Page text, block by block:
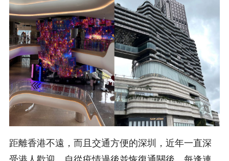
距離香港不遠，而且交通方便的深圳，近年一直深